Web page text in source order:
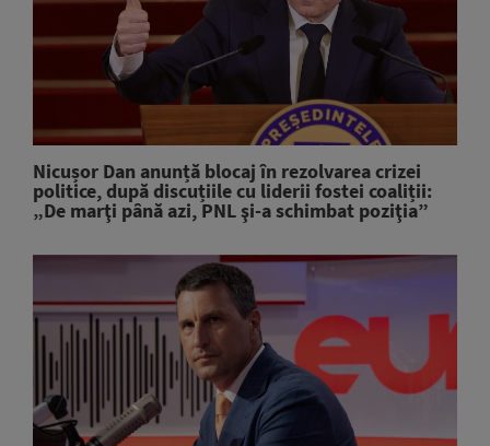
Nicușor Dan anunță blocaj în rezolvarea crizei
politice, după discuțiile cu liderii fostei coaliții:
„De marţi până azi, PNL şi-a schimbat poziţia”